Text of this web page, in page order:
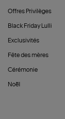
Offres Privilèges
Black Friday Lulli
Exclusivités
Fête des mères
Cérémonie
Noël